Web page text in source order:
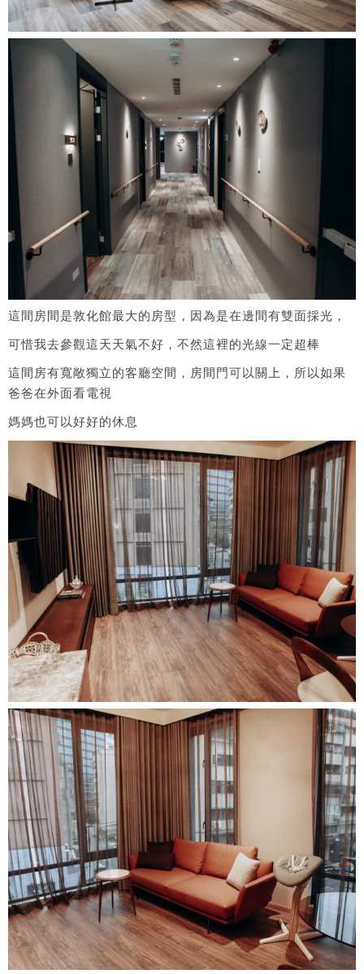
這間房間是敦化館最大的房型，因為是在邊間有雙面採光，
可惜我去參觀這天天氣不好，不然這裡的光線一定超棒
這間房有寬敞獨立的客廳空間，房間門可以關上，所以如果
爸爸在外面看電視
媽媽也可以好好的休息